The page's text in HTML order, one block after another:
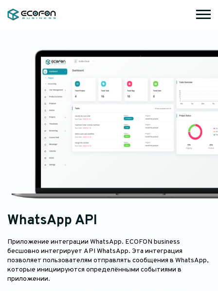
WhatsApp API
Приложение интеграции WhatsApp. ECOFON business
бесшовно интегрирует API WhatsApp. Эта интеграция
позволяет пользователям отправлять сообщения в WhatsApp,
которые инициируются определёнными событиями в
приложении.